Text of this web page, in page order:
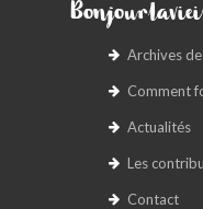
Archives
Comment
Actualités
Les
Contact